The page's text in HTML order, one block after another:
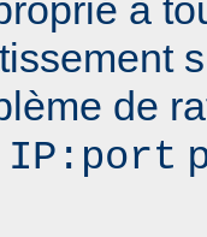
à
de
IP:port